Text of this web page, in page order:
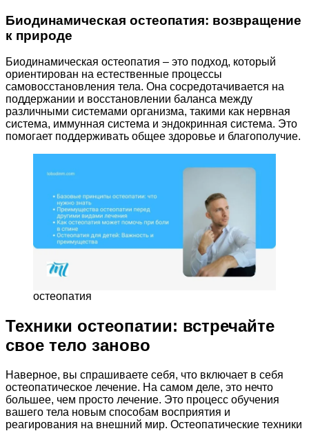
Биодинамическая остеопатия: возвращение
к природе
Биодинамическая остеопатия – это подход, который
ориентирован на естественные процессы
самовосстановления тела. Она сосредотачивается на
поддержании и восстановлении баланса между
различными системами организма, такими как нервная
система, иммунная система и эндокринная система. Это
помогает поддерживать общее здоровье и благополучие.
остеопатия
Техники остеопатии: встречайте
свое тело заново
Наверное, вы спрашиваете себя, что включает в себя
остеопатическое лечение. На самом деле, это нечто
большее, чем просто лечение. Это процесс обучения
вашего тела новым способам восприятия и
реагирования на внешний мир. Остеопатические техники